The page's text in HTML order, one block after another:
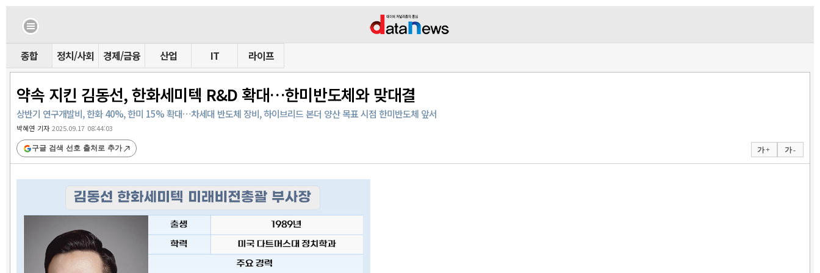
종합 정치/사회 경제/금융 산업 IT 라이프
약속 지킨 김동선, 한화세미텍 R&D 확대…한미반도체와 맞대결
상반기 연구개발비, 한화 40%, 한미 15% 확대…차세대 반도체 장비, 하이브리드 본더 양산 목표 시점 한미반도체 앞서
박혜연 기자2025.09.17 08:44:03
가 + 가 -
구글 검색 선호 출처로 추가